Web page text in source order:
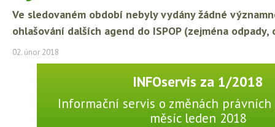
Ve sledovaném období nebyly vydány žádné
ohlašování dalších agend do ISPOP (zejména
02. únor 2018
INFOservis za 1/2018
Informační servis o změnách právních
měsíc leden 2018